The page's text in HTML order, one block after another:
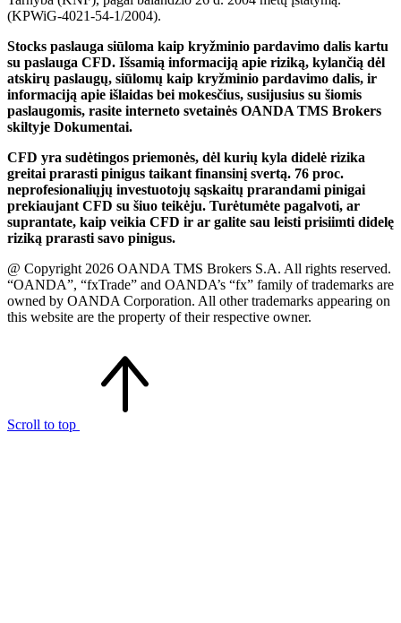
(KPWiG-4021-54-1/2004).
Stocks paslauga siūloma kaip kryžminio pardavimo dalis kartu
su paslauga CFD. Išsamią informaciją apie riziką, kylančią dėl
atskirų paslaugų, siūlomų kaip kryžminio pardavimo dalis, ir
informaciją apie išlaidas bei mokesčius, susijusius su šiomis
paslaugomis, rasite interneto svetainės OANDA TMS Brokers
skiltyje Dokumentai.
CFD yra sudėtingos priemonės, dėl kurių kyla didelė rizika
greitai prarasti pinigus taikant finansinį svertą. 76 proc.
neprofesionaliųjų investuotojų sąskaitų prarandami pinigai
prekiaujant CFD su šiuo teikėju. Turėtumėte pagalvoti, ar
suprantate, kaip veikia CFD ir ar galite sau leisti prisiimti didelę
riziką prarasti savo pinigus.
@ Copyright 2026 OANDA TMS Brokers S.A. All rights reserved.
“OANDA”, “fxTrade” and OANDA’s “fx” family of trademarks are
owned by OANDA Corporation. All other trademarks appearing on
this website are the property of their respective owner.
Scroll to top